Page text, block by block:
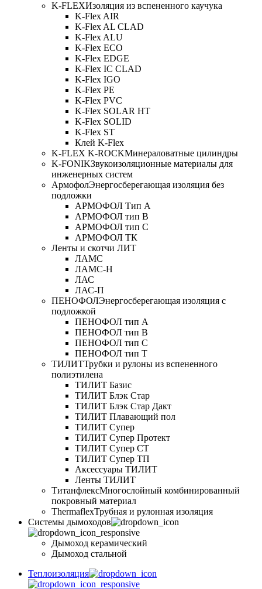
K-FLEXИзоляция из вспененного каучука
K-Flex AIR
K-Flex AL CLAD
K-Flex ALU
K-Flex ECO
K-Flex EDGE
K-Flex IC CLAD
K-Flex IGO
K-Flex PE
K-Flex PVC
K-Flex SOLAR HT
K-Flex SOLID
K-Flex ST
Клей K-Flex
K-FLEX K-ROCKМинераловатные цилиндры
K-FONIKЗвукоизоляционные материалы для
инженерных систем
АрмофолЭнергосберегающая изоляция без
подложки
АРМОФОЛ Тип А
АРМОФОЛ тип В
АРМОФОЛ тип C
АРМОФОЛ ТК
Ленты и скотчи ЛИТ
ЛАМС
ЛАМС-Н
ЛАС
ЛАС-П
ПЕНОФОЛЭнергосберегающая изоляция с
подложкой
ПЕНОФОЛ тип А
ПЕНОФОЛ тип B
ПЕНОФОЛ тип C
ПЕНОФОЛ тип T
ТИЛИТТрубки и рулоны из вспененного
полиэтилена
ТИЛИТ Базис
ТИЛИТ Блэк Стар
ТИЛИТ Блэк Стар Дакт
ТИЛИТ Плавающий пол
ТИЛИТ Супер
ТИЛИТ Супер Протект
ТИЛИТ Супер СТ
ТИЛИТ Супер ТП
Аксессуары ТИЛИТ
Ленты ТИЛИТ
ТитанфлексМногослойный комбинированный
покровный материал
ThermaflexТрубная и рулонная изоляция
Cистемы дымоходов
Дымоход керамический
Дымоход стальной
Теплоизоляция